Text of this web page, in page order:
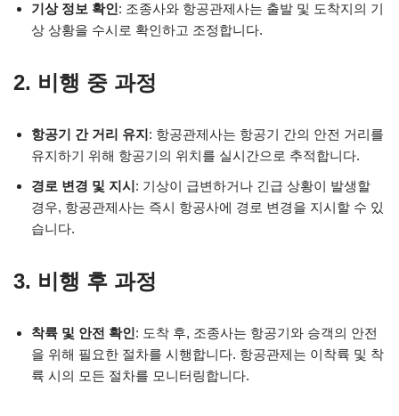
기상 정보 확인: 조종사와 항공관제사는 출발 및 도착지의 기
상 상황을 수시로 확인하고 조정합니다.
2. 비행 중 과정
항공기 간 거리 유지: 항공관제사는 항공기 간의 안전 거리를
유지하기 위해 항공기의 위치를 실시간으로 추적합니다.
경로 변경 및 지시: 기상이 급변하거나 긴급 상황이 발생할
경우, 항공관제사는 즉시 항공사에 경로 변경을 지시할 수 있
습니다.
3. 비행 후 과정
착륙 및 안전 확인: 도착 후, 조종사는 항공기와 승객의 안전
을 위해 필요한 절차를 시행합니다. 항공관제는 이착륙 및 착
륙 시의 모든 절차를 모니터링합니다.